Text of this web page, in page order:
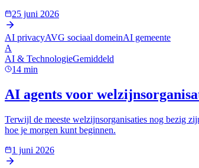
25 juni 2026
AI privacyAVG sociaal domeinAI gemeente
A
AI & TechnologieGemiddeld
14 min
AI agents voor
Terwijl de meeste welzijnsorganisaties nog bezig
hoe je morgen kunt beginnen.
1 juni 2026